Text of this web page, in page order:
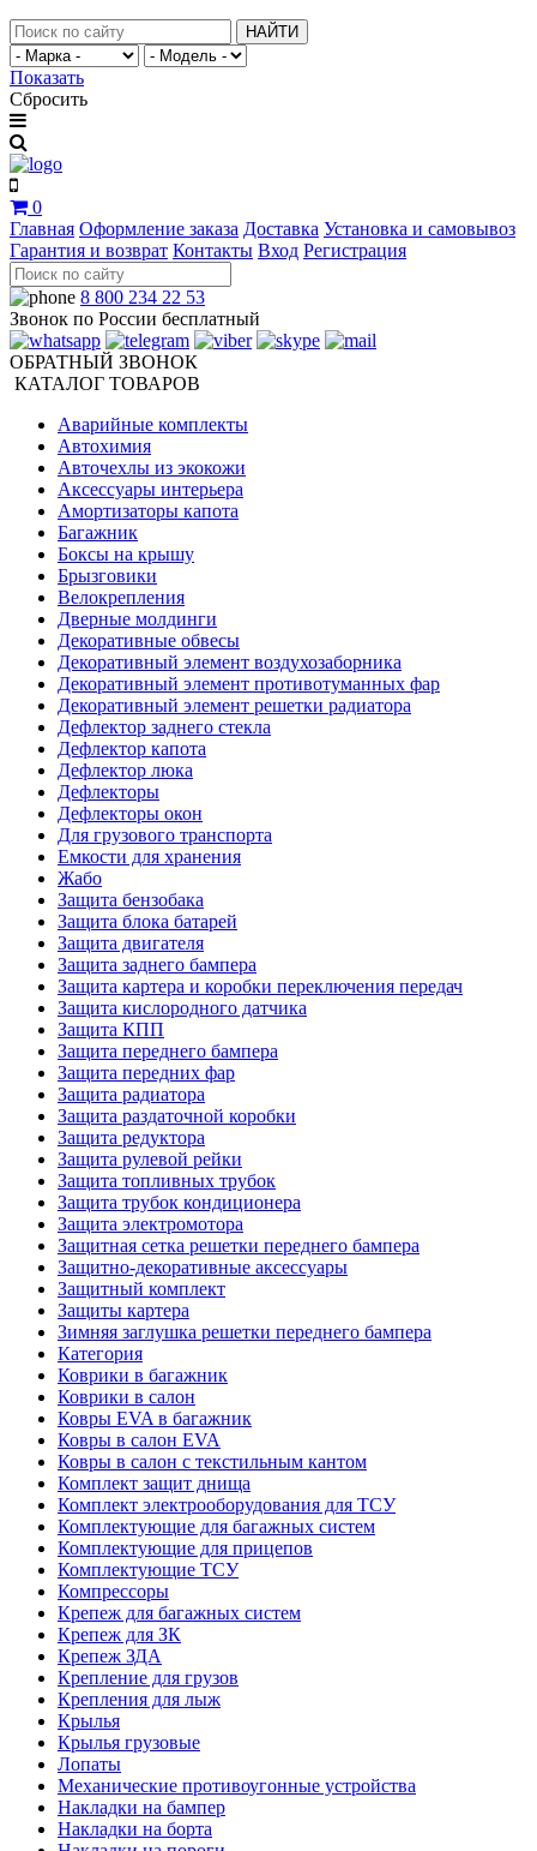
НАЙТИ
Показать
Сбросить
0
Главная Оформление заказа Доставка Установка и самовывоз
Гарантия и возврат Контакты Вход Регистрация
8 800 234 22 53
Звонок по России бесплатный
ОБРАТНЫЙ ЗВОНОК
КАТАЛОГ ТОВАРОВ
Аварийные комплекты
Автохимия
Авточехлы из экокожи
Аксессуары интерьера
Амортизаторы капота
Багажник
Боксы на крышу
Брызговики
Велокрепления
Дверные молдинги
Декоративные обвесы
Декоративный элемент воздухозаборника
Декоративный элемент противотуманных фар
Декоративный элемент решетки радиатора
Дефлектор заднего стекла
Дефлектор капота
Дефлектор люка
Дефлекторы
Дефлекторы окон
Для грузового транспорта
Емкости для хранения
Жабо
Защита бензобака
Защита блока батарей
Защита двигателя
Защита заднего бампера
Защита картера и коробки переключения передач
Защита кислородного датчика
Защита КПП
Защита переднего бампера
Защита передних фар
Защита радиатора
Защита раздаточной коробки
Защита редуктора
Защита рулевой рейки
Защита топливных трубок
Защита трубок кондиционера
Защита электромотора
Защитная сетка решетки переднего бампера
Защитно-декоративные аксессуары
Защитный комплект
Защиты картера
Зимняя заглушка решетки переднего бампера
Категория
Коврики в багажник
Коврики в салон
Ковры EVA в багажник
Ковры в салон EVA
Ковры в салон с текстильным кантом
Комплект защит днища
Комплект электрооборудования для ТСУ
Комплектующие для багажных систем
Комплектующие для прицепов
Комплектующие ТСУ
Компрессоры
Крепеж для багажных систем
Крепеж для ЗК
Крепеж ЗДА
Крепление для грузов
Крепления для лыж
Крылья
Крылья грузовые
Лопаты
Механические противоугонные устройства
Накладки на бампер
Накладки на борта